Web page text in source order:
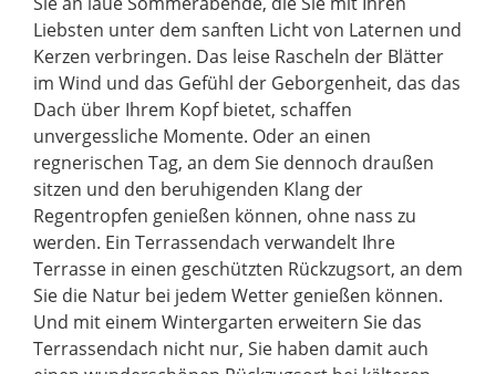
Liebsten unter dem sanften Licht von Laternen und
Kerzen verbringen. Das leise Rascheln der Blätter
im Wind und das Gefühl der Geborgenheit, das das
Dach über Ihrem Kopf bietet, schaffen
unvergessliche Momente. Oder an einen
regnerischen Tag, an dem Sie dennoch draußen
sitzen und den beruhigenden Klang der
Regentropfen genießen können, ohne nass zu
werden. Ein Terrassendach verwandelt Ihre
Terrasse in einen geschützten Rückzugsort, an dem
Sie die Natur bei jedem Wetter genießen können.
Und mit einem Wintergarten erweitern Sie das
Terrassendach nicht nur, Sie haben damit auch